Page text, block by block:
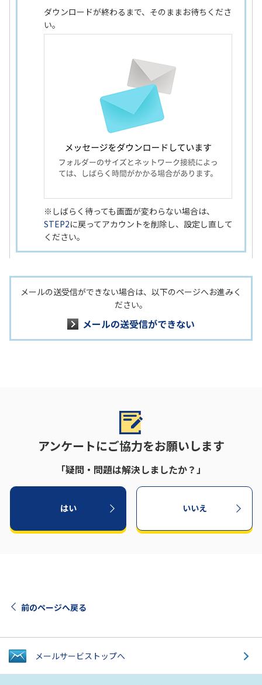
ダウンロードが終わるまで、そのままお待ちくださ
い。
※しばらく待っても画面が変わらない場合は、
STEP2に戻ってアカウントを削除し、設定し直して
ください。
メールの送受信ができない場合は、以下のページへお進みく
ださい。
メールの送受信ができない
アンケートにご協力をお願いします
「疑問・問題は解決しましたか？」
はい いいえ
前のページへ戻る
メールサービス トップへ